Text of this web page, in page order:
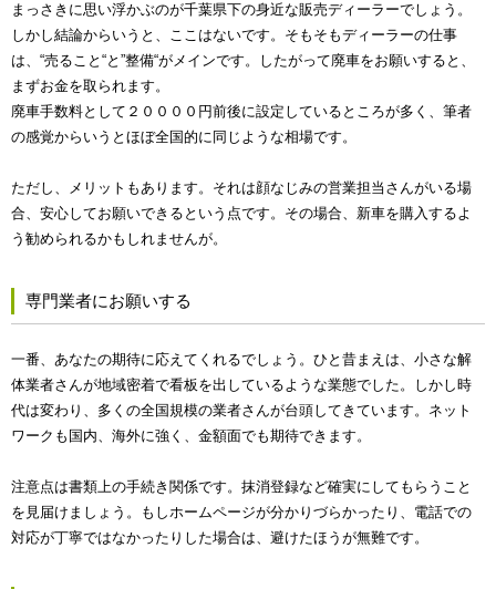
まっさきに思い浮かぶのが千葉県下の身近な販売ディーラーでしょう。
しかし結論からいうと、ここはないです。そもそもディーラーの仕事
は、“売ること“と”整備“がメインです。したがって廃車をお願いすると、
まずお金を取られます。
廃車手数料として２００００円前後に設定しているところが多く、筆者
の感覚からいうとほぼ全国的に同じような相場です。
ただし、メリットもあります。それは顔なじみの営業担当さんがいる場
合、安心してお願いできるという点です。その場合、新車を購入するよ
う勧められるかもしれませんが。
専門業者にお願いする
一番、あなたの期待に応えてくれるでしょう。ひと昔まえは、小さな解
体業者さんが地域密着で看板を出しているような業態でした。しかし時
代は変わり、多くの全国規模の業者さんが台頭してきています。ネット
ワークも国内、海外に強く、金額面でも期待できます。
注意点は書類上の手続き関係です。抹消登録など確実にしてもらうこと
を見届けましょう。もしホームページが分かりづらかったり、電話での
対応が丁寧ではなかったりした場合は、避けたほうが無難です。